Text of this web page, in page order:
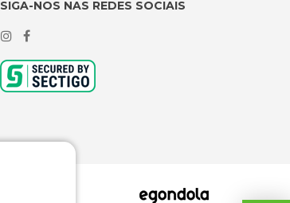
SIGA-NOS NAS REDES SOCIAIS